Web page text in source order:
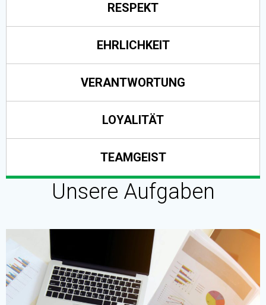
RESPEKT
EHRLICHKEIT
VERANTWORTUNG
LOYALITÄT
TEAMGEIST
Unsere Aufgaben